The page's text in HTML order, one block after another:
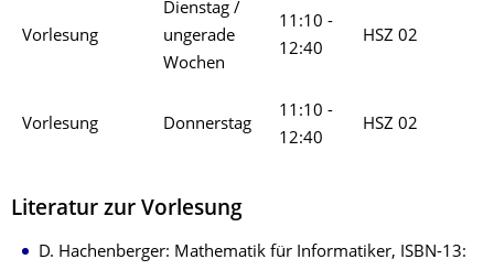
Vorlesung
Dienstag /
ungerade
Wochen
11:10 -
12:40
HSZ 02
Vorlesung Donnerstag
11:10 -
12:40
HSZ 02
Literatur zur Vorlesung
D. Hachenberger: Mathematik für Informatiker, ISBN-13: